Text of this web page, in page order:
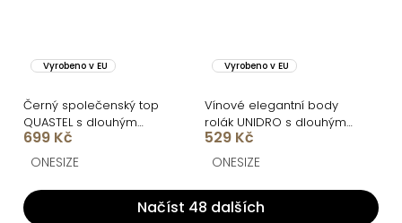
Vyrobeno v EU
Černý společenský top
QUASTEL s dlouhým
rukávem
699 Kč
ONESIZE
Vyrobeno v EU
Vínové elegantní body
rolák UNIDRO s dlouhým
rukávem
529 Kč
ONESIZE
Načíst 48 dalších